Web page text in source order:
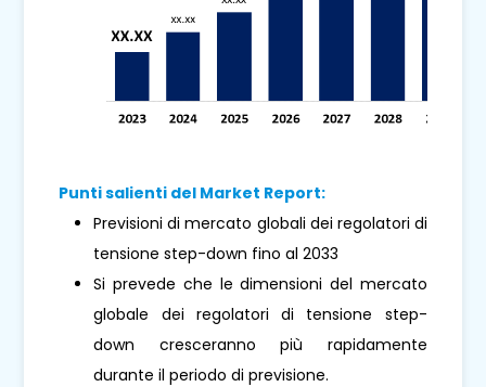
Punti salienti del Market Report:
Previsioni di mercato globali dei regolatori di
tensione step-down fino al 2033
Si prevede che le dimensioni del mercato
globale dei regolatori di tensione step-
down cresceranno più rapidamente
durante il periodo di previsione.